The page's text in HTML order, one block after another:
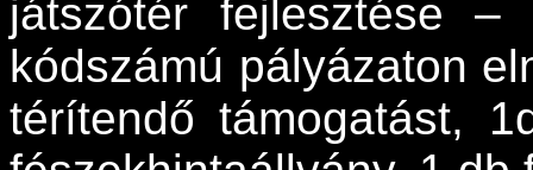
játszótér fejlesztése –
kódszámú pályázaton
térítendő támogatást,